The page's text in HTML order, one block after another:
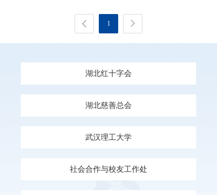
1
湖北红十字会
湖北慈善总会
武汉理工大学
社会合作与校友工作处